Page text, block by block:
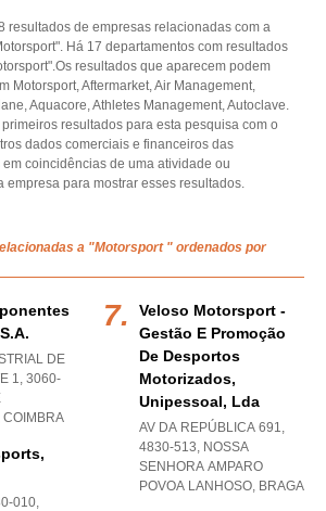
resultados de empresas relacionadas com a
Há 17 departamentos com resultados
resultados que aparecem podem
Motorsport, Aftermarket, Air Management,
Aquacore, Athletes Management, Autoclave.
resultados para esta pesquisa com o
dados comerciais e financeiros das
coincidências de uma atividade ou
empresa para mostrar esses resultados.
a "Motorsport " ordenados por
DE
1, 3060-
COIMBRA
010,
Veloso Motorsport -
Gestão E Promoção
De Desportos
Motorizados,
Unipessoal, Lda
AV DA REPÚBLICA 691,
4830-513, NOSSA
SENHORA AMPARO
POVOA LANHOSO, BRAGA